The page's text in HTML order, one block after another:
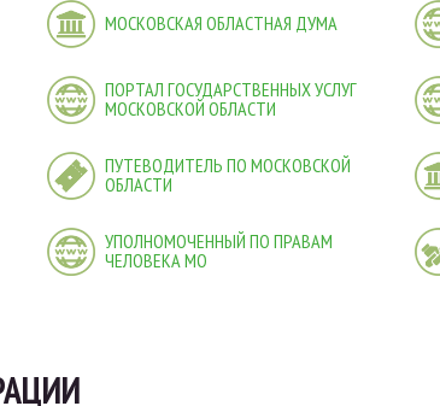
МОСКОВСКАЯ ОБЛАСТНАЯ ДУМА
ПОРТАЛ ГОСУДАРСТВЕННЫХ УСЛУГ
МОСКОВСКОЙ ОБЛАСТИ
ПУТЕВОДИТЕЛЬ ПО МОСКОВСКОЙ
ОБЛАСТИ
УПОЛНОМОЧЕННЫЙ ПО ПРАВАМ
ЧЕЛОВЕКА МО